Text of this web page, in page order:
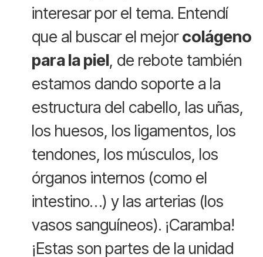
interesar por el tema. Entendí
que al buscar el mejorcolágeno
para la piel, de rebote también
estamos dando soporte a la
estructura del cabello, las uñas,
los huesos, los ligamentos, los
tendones, los músculos, los
órganos internos (como el
intestino…) y las arterias (los
vasos sanguíneos). ¡Caramba!
¡Estas son partes de la unidad